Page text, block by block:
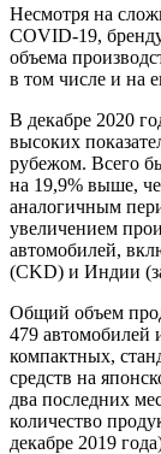
Несмотря на
COVID-19,
объема
в том числе и на
В декабре 2020
высоких
рубежом. Всего
на 19,9% выше,
аналогичным
увеличением
автомобилей,
(CKD) и Индии
Общий объем
479 автомобилей
компактных,
средств на
два последних
количество
декабре 2019